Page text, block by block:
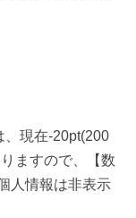
現在-20pt(200
ますので、【数
人情報は非表示